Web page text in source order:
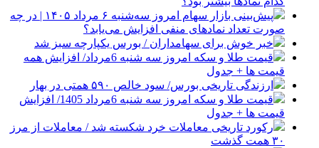
پیش‌بینی بازار سهام امروز سه‌شنبه ۶ مرداد ۱۴۰۵ | در چه
صورت تعداد نماد‌های منفی افزایش می‌یابد؟
خبر خوش برای سهامداران / بورس یکپارچه سبز شد
قیمت طلا و سکه امروز سه شنبه 6مرداد/ افزایش همه
قیمت ها + جدول
ارزندگی تاریخی بورس/ سود خالص ۵۹۰ همتی در بهار
قیمت طلا و سکه امروز سه شنبه 6مرداد 1405/ افزایش
قیمت ها + جدول
رکورد تاریخی معاملات خرد شکسته شد / معاملات از مرز
۳۰ همت گذشت